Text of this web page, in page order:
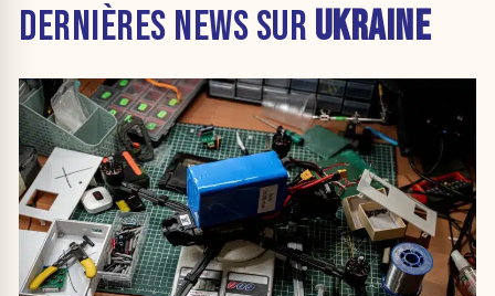
DERNIÈRES NEWS SUR UKRAINE